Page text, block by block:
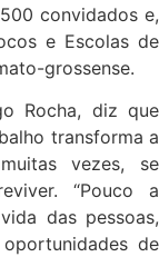
convidados e,
e Escolas de
grossense.
Rocha, diz que
transforma a
vezes, se
“Pouco a
das pessoas,
de